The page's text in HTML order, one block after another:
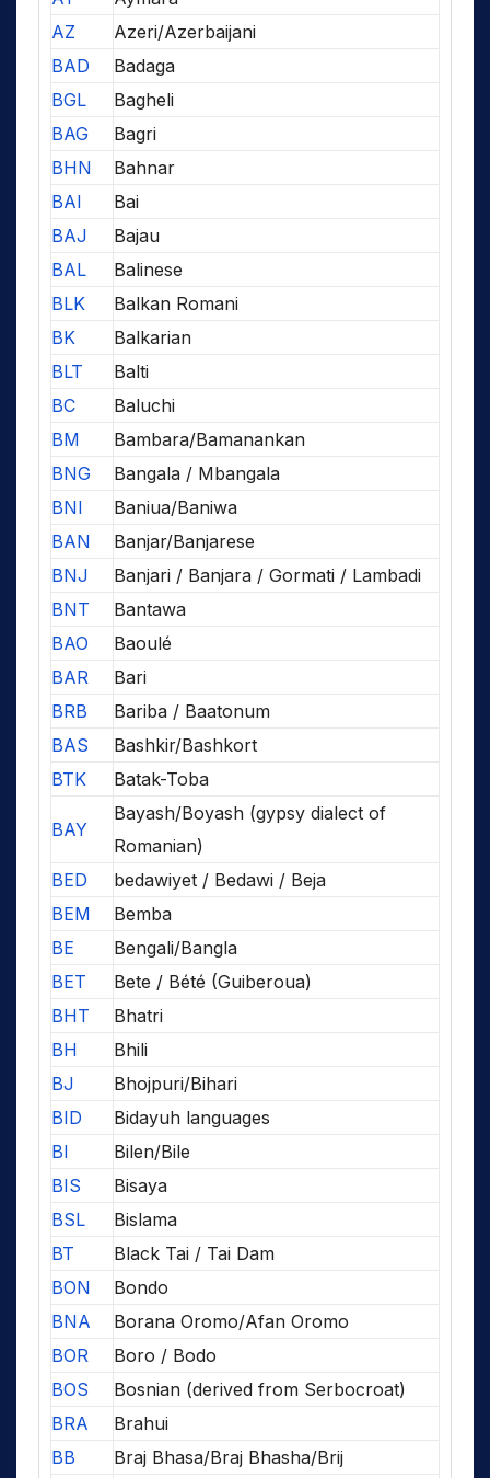
AZ
Azeri/Azerbaijani
BAD
Badaga
BGL
Bagheli
BAG
Bagri
BHN
Bahnar
BAI
Bai
BAJ
Bajau
BAL
Balinese
BLK
Balkan Romani
BK
Balkarian
BLT
Balti
BC
Baluchi
BM
Bambara/Bamanankan
BNG
Bangala / Mbangala
BNI
Baniua/Baniwa
BAN
Banjar/Banjarese
BNJ
Banjari / Banjara / Gormati / Lambadi
BNT
Bantawa
BAO
Baoulé
BAR
Bari
BRB
Bariba / Baatonum
BAS
Bashkir/Bashkort
BTK
Batak-Toba
BAY
Bayash/Boyash (gypsy dialect of
Romanian)
BED
bedawiyet / Bedawi / Beja
BEM
Bemba
BE
Bengali/Bangla
BET
Bete / Bété (Guiberoua)
BHT
Bhatri
BH
Bhili
BJ
Bhojpuri/Bihari
BID
Bidayuh languages
BI
Bilen/Bile
BIS
Bisaya
BSL
Bislama
BT
Black Tai / Tai Dam
BON
Bondo
BNA
Borana Oromo/Afan Oromo
BOR
Boro / Bodo
BOS
Bosnian (derived from Serbocroat)
BRA
Brahui
BB
Braj Bhasa/Braj Bhasha/Brij